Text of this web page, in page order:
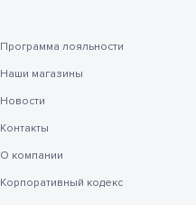
Программа лояльности
Наши магазины
Новости
Контакты
О компании
Корпоративный кодекс